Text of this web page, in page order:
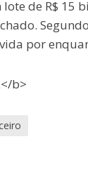
de R$ 15
por
b>